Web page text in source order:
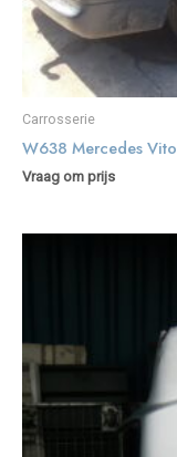
Carrosserie
W638 Mercedes Vito
Vraag om prijs